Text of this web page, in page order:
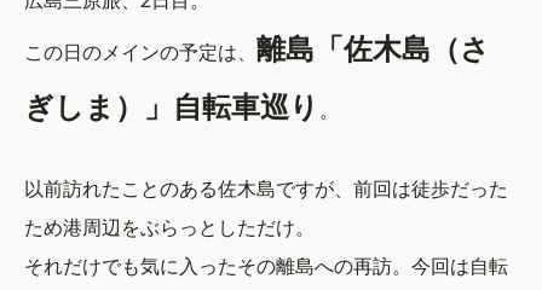
この日のメインの予定は、 離島「佐木島（さ
ぎしま）」自転車巡り 。
以前訪れたことのある佐木島ですが、前回は徒歩だった
ため港周辺をぶらっとしただけ。
それだけでも気に入ったその離島への再訪。今回は自転